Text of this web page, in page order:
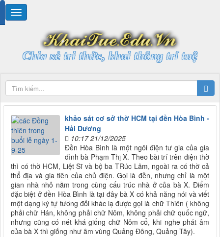
Chia sẻ tri thức, khai thông trí tuệ
khảo sát cơ sở thờ HCM tại đền Hòa Bình -
Hải Dương
10:17 21/12/2025
Đền Hòa Bình là một ngôi điện tư gia của gia
đình bà Phạm Thị X. Theo bài trí trên điện thờ
thì có thờ HCM, Liệt Sĩ và bộ ba TRúc Lâm, ngoài ra có thờ cả
thổ địa và gia tiên của chủ điện. Gọi là đền, nhưng chỉ là một
gian nhà nhỏ nằm trong cùng cấu trúc nhà ở của bà X. Điểm
đặc biệt ở đền Hòa Bình là tại đây bà X có khả năng nói và viết
một dạng ký tự tương đối khác lạ được gọi là chữ Thiên ( không
phải chữ Hán, không phải chữ Nôm, không phải chữ quốc ngữ,
nhưng cũng có nét khá giống chữ Nôm cổ, khi nghe phát âm
của bà X thì giống như âm vùng Quảng Đông, Quảng Tây).